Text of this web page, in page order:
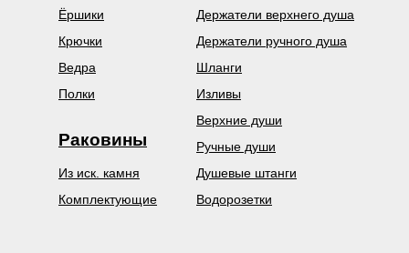
Раковины
Из иск. камня
Комплектующие
Держатели верхнего душа
Ёршики
Крючки
Ведра
Полки
Держатели ручного душа
Шланги
Изливы
Верхние души
Ручные души
Душевые штанги
Водорозетки